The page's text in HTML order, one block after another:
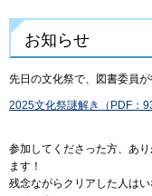
お知らせ
先日の文化祭で、図書委員
2025文化祭謎解き（PDF：
参加してくださった方、あ
ます！
残念ながらクリアした人は